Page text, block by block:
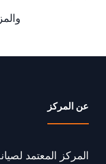
عن المركز
المركز المعتمد